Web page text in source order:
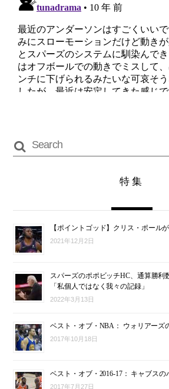
特集
【ポイントゴッド】クリス・ポール
2021年12月2日
スパーズのポポビッチHC、通算勝利
「私個人ではなく我々の記録」
2022年3月13日
ベスト・オブ・NBA： ウォリアーズ
2017年10月18日
ベスト・オブ・2016-17： キャブスの
2017年7月27日